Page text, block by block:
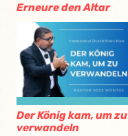
Erneure den Altar
Der König kam, um zu
verwandeln